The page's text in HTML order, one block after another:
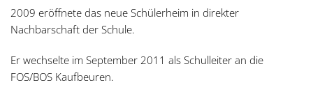
2009 eröffnete das neue Schülerheim in direkter
Nachbarschaft der Schule.
Er wechselte im September 2011 als Schulleiter an die
FOS/BOS Kaufbeuren.